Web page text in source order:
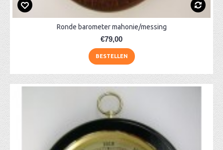
Ronde barometer mahonie/messing
€79,00
BESTELLEN